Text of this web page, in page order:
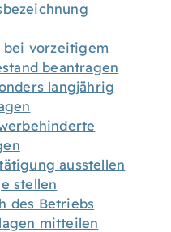
bei vorzeitigem
beantragen
langjährig
ausstellen
stellen
des Betriebs
mitteilen